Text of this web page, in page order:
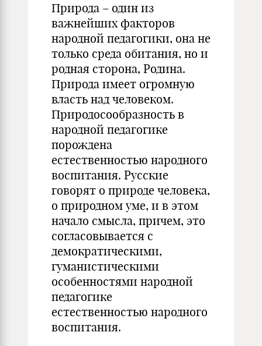
Природа – один из
важнейших факторов
народной педагогики, она не
только среда обитания, но и
родная сторона, Родина.
Природа имеет огромную
власть над человеком.
Природосообразность в
народной педагогике
порождена
естественностью народного
воспитания. Русские
говорят о природе человека,
о природном уме, и в этом
начало смысла, причем, это
согласовывается с
демократическими,
гуманистическими
особенностями народной
педагогике
естественностью народного
воспитания.